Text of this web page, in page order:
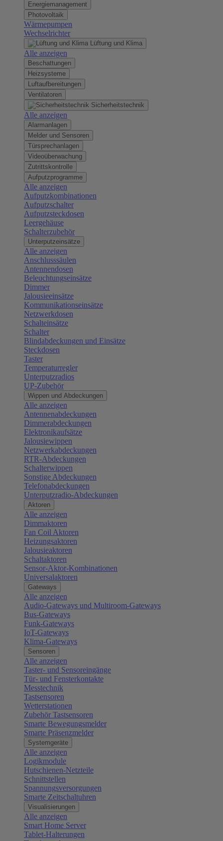
Energiemanagement
Photovoltaik
Wärmepumpen
Wechselrichter
Lüftung und Klima
Alle anzeigen
Beschattungen
Heizsysteme
Luftaufbereitungen
Ventilatoren
Sicherheitstechnik
Alle anzeigen
Alarmanlagen
Melder und Sensoren
Türsprechanlagen
Videoüberwachung
Zutrittskontrolle
Aufputzprogramme
Alle anzeigen
Aufputzkombinationen
Aufputzschalter
Aufputzsteckdosen
Leergehäuse
Schalterzubehör
Unterputzeinsätze
Alle anzeigen
Anschlusssäulen
Antennendosen
Beleuchtungseinsätze
Dimmer
Jalousieeinsätze
Kommunikationseinsätze
Netzwerkdosen
Schalteinsätze
Schalter
Blindabdeckungen und Einsätze
Steckdosen
Taster
Temperaturregler
Unterputzradios
UP-Zubehör
Wippen und Abdeckungen
Alle anzeigen
Antennenabdeckungen
Dimmerabdeckungen
Elektronikaufsätze
Jalousiewippen
Netzwerkabdeckungen
RTR-Abdeckungen
Schalterwippen
Sonstige Abdeckungen
Telefonabdeckungen
Unterputzradio-Abdeckungen
Aktoren
Alle anzeigen
Dimmaktoren
Fan Coil Aktoren
Heizungsaktoren
Jalousieaktoren
Schaltaktoren
Sensor-Aktor-Kombinationen
Universalaktoren
Gateways
Alle anzeigen
Audio-Gateways und Multiroom-Gateways
Bus-Gateways
Funk-Gateways
IoT-Gateways
Klima-Gateways
Sensoren
Alle anzeigen
Taster- und Sensoreingänge
Tür- und Fensterkontakte
Messtechnik
Tastsensoren
Wetterstationen
Zubehör Tastsensoren
Smarte Bewegungsmelder
Smarte Präsenzmelder
Systemgeräte
Alle anzeigen
Logikmodule
Hutschienen-Netzteile
Schnittstellen
Spannungsversorgungen
Smarte Zeitschaltuhren
Visualisierungen
Alle anzeigen
Smart Home Server
Tablet-Halterungen